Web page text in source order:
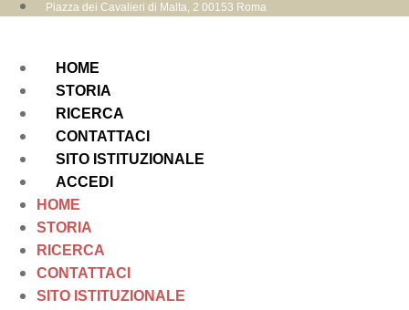
Piazza dei Cavalieri di Malta, 2 00153 Roma
HOME
STORIA
RICERCA
CONTATTACI
SITO ISTITUZIONALE
ACCEDI
HOME
STORIA
RICERCA
CONTATTACI
SITO ISTITUZIONALE